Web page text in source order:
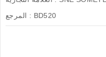
المرجع : BD520